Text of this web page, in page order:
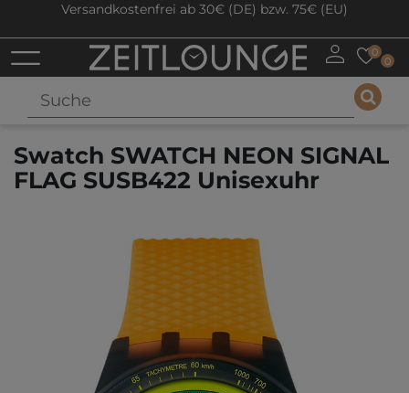
Versandkostenfrei ab 30€ (DE) bzw. 75€ (EU)
0
0
Swatch SWATCH NEON SIGNAL
FLAG SUSB422 Unisexuhr